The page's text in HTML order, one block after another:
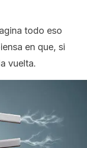
todo eso
en que, si
vuelta.